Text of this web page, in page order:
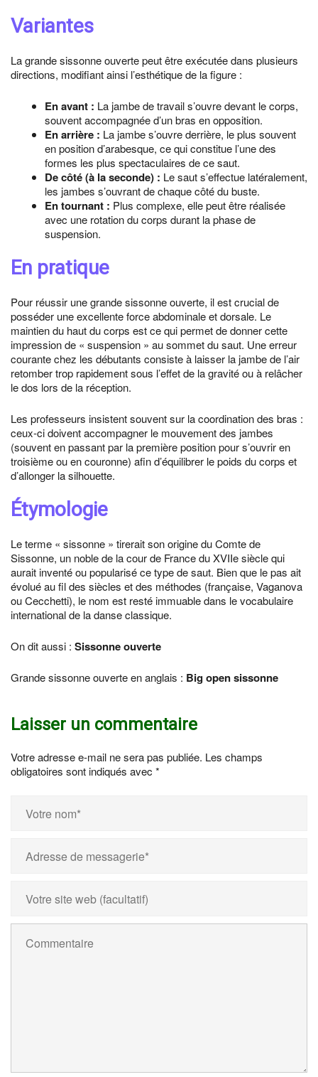
Variantes
La grande sissonne ouverte peut être exécutée dans plusieurs
directions, modifiant ainsi l’esthétique de la figure :
En avant : La jambe de travail s’ouvre devant le corps,
souvent accompagnée d’un bras en opposition.
En arrière : La jambe s’ouvre derrière, le plus souvent
en position d’arabesque, ce qui constitue l’une des
formes les plus spectaculaires de ce saut.
De côté (à la seconde) : Le saut s’effectue latéralement,
les jambes s’ouvrant de chaque côté du buste.
En tournant : Plus complexe, elle peut être réalisée
avec une rotation du corps durant la phase de
suspension.
En pratique
Pour réussir une grande sissonne ouverte, il est crucial de
posséder une excellente force abdominale et dorsale. Le
maintien du haut du corps est ce qui permet de donner cette
impression de « suspension » au sommet du saut. Une erreur
courante chez les débutants consiste à laisser la jambe de l’air
retomber trop rapidement sous l’effet de la gravité ou à relâcher
le dos lors de la réception.
Les professeurs insistent souvent sur la coordination des bras :
ceux-ci doivent accompagner le mouvement des jambes
(souvent en passant par la première position pour s’ouvrir en
troisième ou en couronne) afin d’équilibrer le poids du corps et
d’allonger la silhouette.
Étymologie
Le terme « sissonne » tirerait son origine du Comte de
Sissonne, un noble de la cour de France du XVIIe siècle qui
aurait inventé ou popularisé ce type de saut. Bien que le pas ait
évolué au fil des siècles et des méthodes (française, Vaganova
ou Cecchetti), le nom est resté immuable dans le vocabulaire
international de la danse classique.
On dit aussi : Sissonne ouverte
Grande sissonne ouverte en anglais : Big open sissonne
Laisser un commentaire
Votre adresse e-mail ne sera pas publiée. Les champs
obligatoires sont indiqués avec *